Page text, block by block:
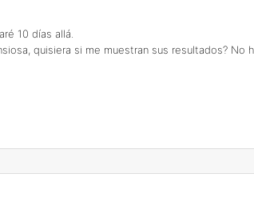
10 días allá.
quisiera si me muestran sus resultados?